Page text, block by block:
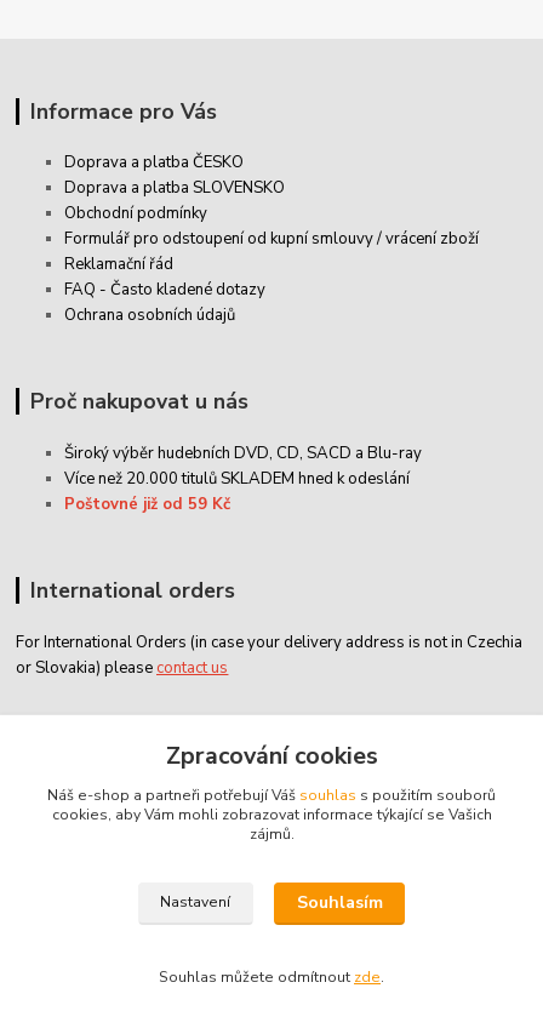
Informace pro Vás
Doprava a platba ČESKO
Doprava a platba SLOVENSKO
Obchodní podmínky
Formulář pro odstoupení od kupní smlouvy / vrácení zboží
Reklamační řád
FAQ - Často kladené dotazy
Ochrana osobních údajů
Proč nakupovat u nás
Široký výběr hudebních DVD, CD,SACD a Blu-ray
Více než 20.000 titulů SKLADEM hned k odeslání
Poštovné již od 59 Kč
International orders
For International Orders (in case your delivery address is not in Czechia
or Slovakia) please contact us
Zákaznický servis
classicdvd@classicdvd.cz
© 2004 - 2026 ClassicDVD.cz
Zpracování cookies
Náš e-shop a partneři potřebují Váš souhlas s použitím souborů
cookies, aby Vám mohli zobrazovat informace týkající se Vašich
zájmů.
Nastavení Souhlasím
Souhlas můžete odmítnout zde.